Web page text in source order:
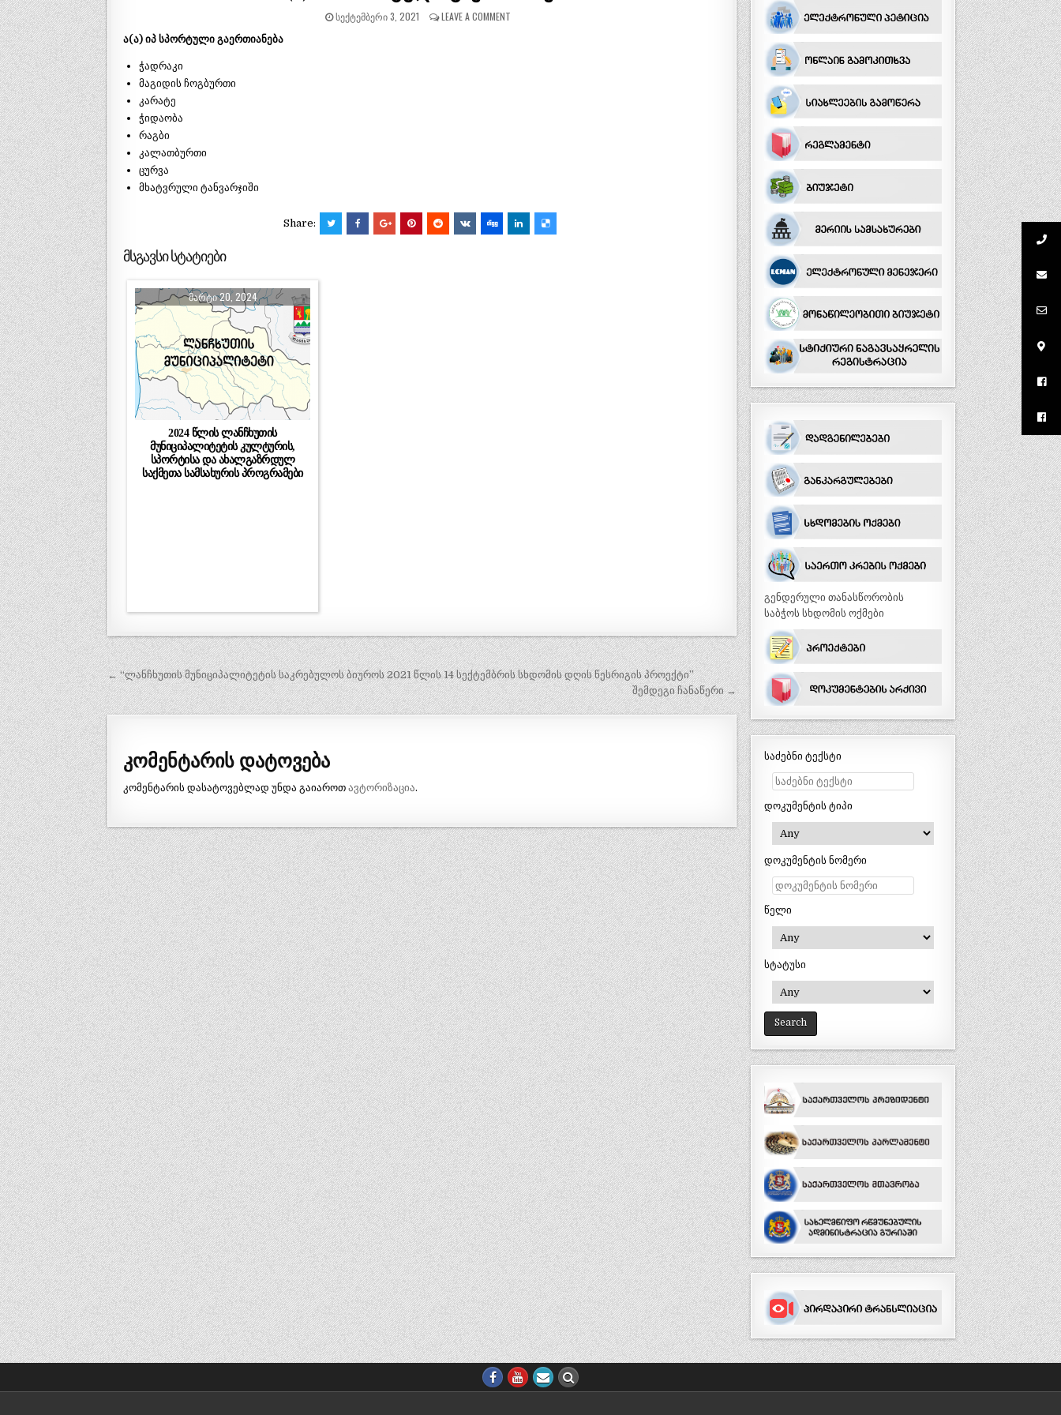
ᲡᲔᲥᲢᲔᲛᲑᲔᲠᲘ 3, 2021 LEAVE A COMMENT
ა(ა) იპ სპორტული გაერთიანება
ჭადრაკი
მაგიდის ჩოგბურთი
კარატე
ჭიდაობა
რაგბი
კალათბურთი
ცურვა
მხატვრული ტანვარჯიში
Share:
მსგავსი სტატიები
ᲛᲐᲠᲢᲘ 20, 2024
2024 წლის ლანჩხუთის
მუნიციპალიტეტის კულტურის,
სპორტისა და ახალგაზრდულ
საქმეთა სამსახურის პროგრამები
პოსტის
ნავიგაცია
← “ლანჩხუთის მუნიციპალიტეტის საკრებულოს ბიუროს 2021 წლის 14 სექტემბრის სხდომის დღის წესრიგის პროექტი”
შემდეგი ჩანაწერი →
კომენტარის დატოვება
კომენტარის დასატოვებლად უნდა გაიაროთავტორიზაცია.
გენდერული თანასწორობის
საბჭოს სხდომის ოქმები
საძებნი ტექსტი
დოკუმენტის ტიპი
დოკუმენტის ნომერი
წელი
სტატუსი